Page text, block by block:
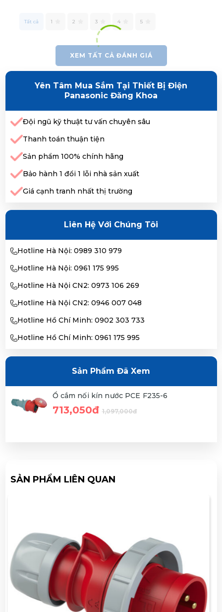
Tất cả 1 2 3 4 5
XEM TẤT CẢ ĐÁNH GIÁ
Yên Tâm Mua Sắm Tại Thiết Bị Điện
Panasonic Đăng Khoa
Đội ngũ kỹ thuật tư vấn chuyên sâu
Thanh toán thuận tiện
Sản phẩm 100% chính hãng
Bảo hành 1 đổi 1 lỗi nhà sản xuất
Giá cạnh tranh nhất thị trường
Liên Hệ Với Chúng Tôi
Hotline Hà Nội: 0989 310 979
Hotline Hà Nội: 0961 175 995
Hotline Hà Nội CN2: 0973 106 269
Hotline Hà Nội CN2: 0946 007 048
Hotline Hồ Chí Minh: 0902 303 733
Hotline Hồ Chí Minh: 0961 175 995
Sản Phẩm Đã Xem
Ổ cắm nối kín nước PCE F235-6
713,050đ 1,097,000đ
SẢN PHẨM LIÊN QUAN